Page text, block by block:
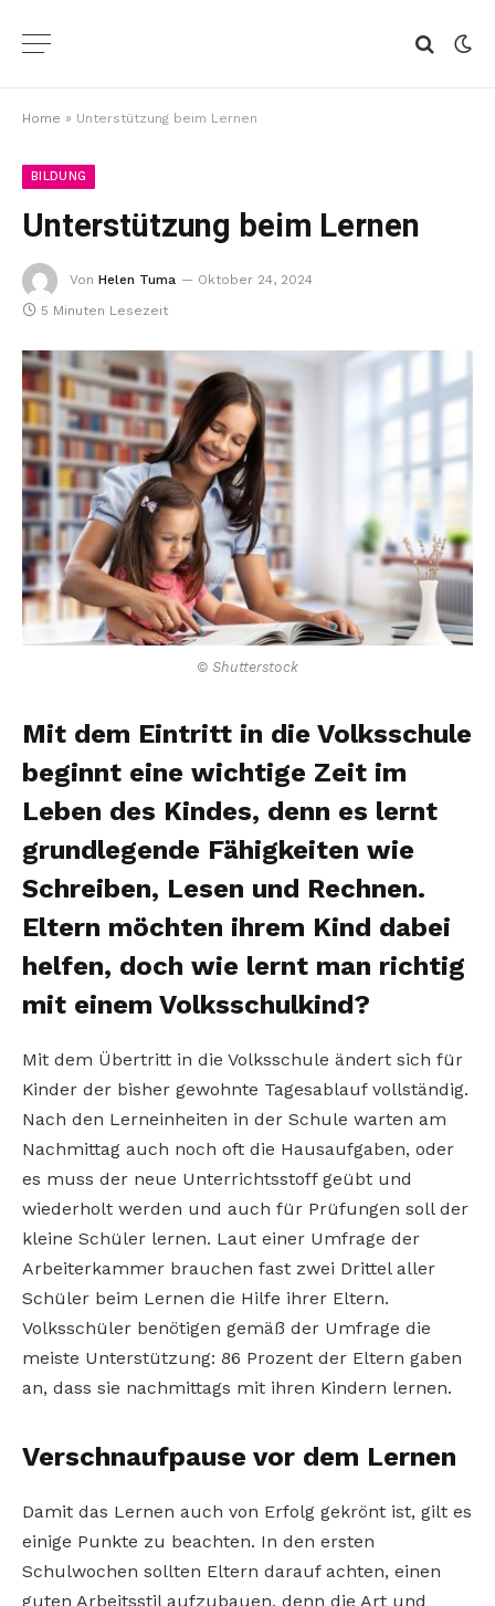
Home » Unterstützung beim Lernen
BILDUNG
Unterstützung beim Lernen
Von Helen Tuma
Oktober 24, 2024
5 Minuten Lesezeit
© Shutterstock
Mit dem Eintritt in die Volksschule
beginnt eine wichtige Zeit im
Leben des Kindes, denn es lernt
grundlegende Fähigkeiten wie
Schreiben, Lesen und Rechnen.
Eltern möchten ihrem Kind dabei
helfen, doch wie lernt man richtig
mit einem Volksschulkind?
Mit dem Übertritt in die Volksschule ändert sich für
Kinder der bisher gewohnte Tagesablauf vollständig.
Nach den Lerneinheiten in der Schule warten am
Nachmittag auch noch oft die Hausaufgaben, oder
es muss der neue Unterrichtsstoff geübt und
wiederholt werden und auch für Prüfungen soll der
kleine Schüler lernen. Laut einer Umfrage der
Arbeiterkammer brauchen fast zwei Drittel aller
Schüler beim Lernen die Hilfe ihrer Eltern.
Volksschüler benötigen gemäß der Umfrage die
meiste Unterstützung: 86 Prozent der Eltern gaben
an, dass sie nachmittags mit ihren Kindern lernen.
Verschnaufpause vor dem Lernen
Damit das Lernen auch von Erfolg gekrönt ist, gilt es
einige Punkte zu beachten. In den ersten
Schulwochen sollten Eltern darauf achten, einen
guten Arbeitsstil aufzubauen, denn die Art und